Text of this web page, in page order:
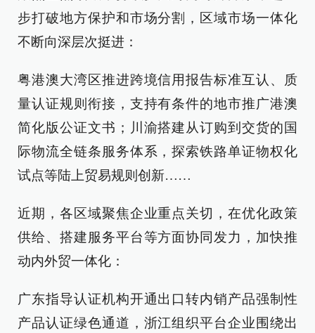
步打破地方保护和市场分割，区域市场一体化
不断向深层次挺进：
粤港澳大湾区推进跨境信用报告标准互认、质
量认证规则衔接，支持有条件的地市推广港澳
简化版公证文书；川渝搭建从订购到交货的国
际物流全链条服务体系，探索铁路单证物权化
试点等陆上贸易规则创新……
近期，各区域聚焦企业重点关切，在优化政策
供给、搭建服务平台等方面协同发力，加快推
动内外贸一体化：
广东指导认证机构开通出口转内销产品强制性
产品认证绿色通道，浙江组织平台企业围绕出